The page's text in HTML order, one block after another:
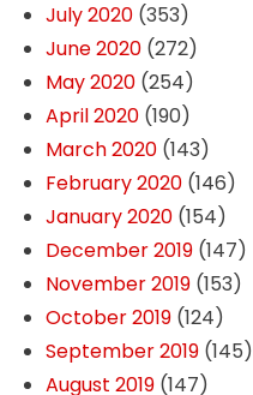
July 2020(353)
June 2020(272)
May 2020(254)
April 2020(190)
March 2020(143)
February 2020(146)
January 2020(154)
December 2019(147)
November 2019(153)
October 2019(124)
September 2019(145)
August 2019(147)